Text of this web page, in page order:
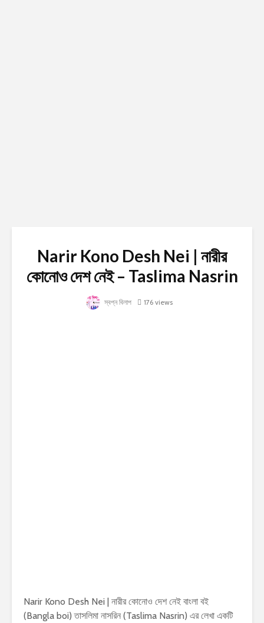
Narir Kono Desh Nei | নারীর
কোনোও দেশ নেই – Taslima Nasrin
স্বপ্ন বিলাপ 176 views
Narir Kono Desh Nei | নারীর কোনোও দেশ নেই বাংলা বই
(Bangla boi) তাসলিমা নাসরিন (Taslima Nasrin) এর লেখা একটি